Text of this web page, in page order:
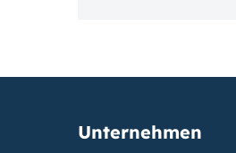
Unternehmen